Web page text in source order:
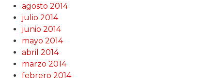
agosto 2014
julio 2014
junio 2014
mayo 2014
abril 2014
marzo 2014
febrero 2014